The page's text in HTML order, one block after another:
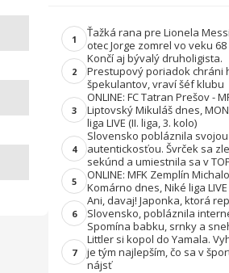
1
Ťažká rana pre Lionela
otec Jorge zomrel vo veku
2
Končí aj bývalý druholigista.
Prestupový poriadok chráni
špekulantov, vraví šéf klubu
3
ONLINE: FC Tatran Prešov -
Liptovský Mikuláš dnes,
liga LIVE (II. liga, 3. kolo)
4
Slovensko pobláznila svojou
autentickosťou. Švrček sa
sekúnd a umiestnila sa v
5
ONLINE: MFK Zemplín
Komárno dnes, Niké liga
6
Ani, davaj! Japonka, ktorá
Slovensko, pobláznila
Spomína babku, srnky a
7
Littler si kopol do Yamala.
je tým najlepším, čo sa v
nájsť